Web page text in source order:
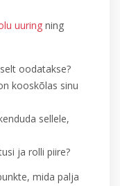
uuring ning
oodatakse?
kooskõlas sinu
sellele,
ja rolli piire?
mida palja